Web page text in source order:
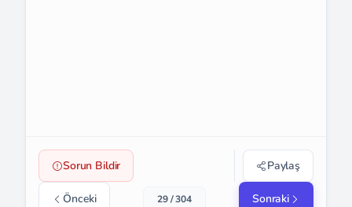
Sorun Bildir Paylaş
Önceki 29 / 304 Sonraki